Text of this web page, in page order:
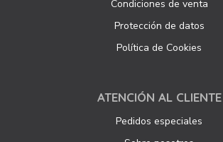
Condiciones de venta
Protección de datos
Política de Cookies
ATENCIÓN AL CLIENTE
Pedidos especiales